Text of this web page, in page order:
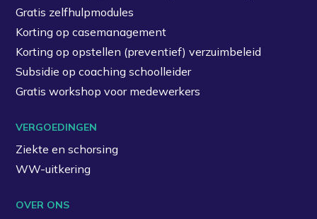
Gratis zelfhulpmodules
Korting op casemanagement
Korting op opstellen (preventief) verzuimbeleid
Subsidie op coaching schoolleider
Gratis workshop voor medewerkers
VERGOEDINGEN
Ziekte en schorsing
WW-uitkering
OVER ONS